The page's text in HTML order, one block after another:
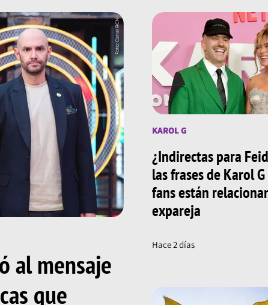
al mensaje
que
KAROL G
¿Indirectas para
las frases de Karol
fans están
expareja
Hace 2 días